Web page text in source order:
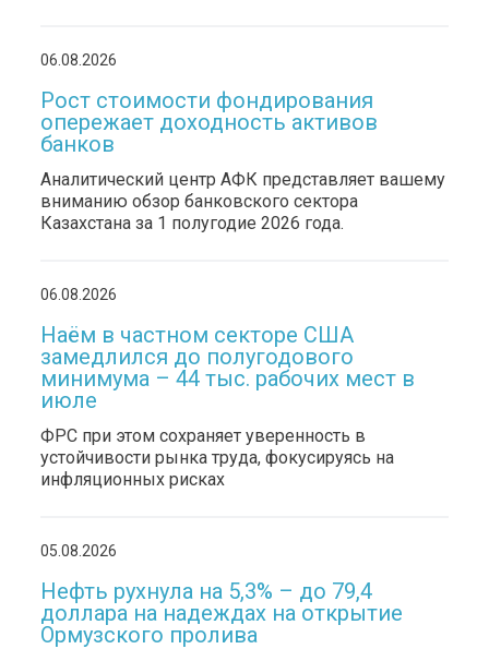
06.08.2026
Рост стоимости фондирования
опережает доходность активов
банков
Аналитический центр АФК представляет вашему
вниманию обзор банковского сектора
Казахстана за 1 полугодие 2026 года.
06.08.2026
Наём в частном секторе США
замедлился до полугодового
минимума – 44 тыс. рабочих мест в
июле
ФРС при этом сохраняет уверенность в
устойчивости рынка труда, фокусируясь на
инфляционных рисках
05.08.2026
Нефть рухнула на 5,3% – до 79,4
доллара на надеждах на открытие
Ормузского пролива